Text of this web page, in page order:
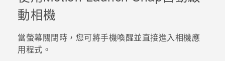
VIVERSE
優惠專區
焦點訊息
銷售門市
動相機
當螢幕關閉時，您可將手機喚醒並直接進入相機應
用程式。